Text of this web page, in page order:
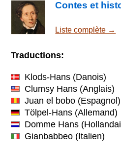
Contes et
Liste complète →
Traductions:
Klods-Hans (Danois)
Clumsy Hans (Anglais)
Juan el bobo (Espagnol)
Tölpel-Hans (Allemand)
Domme Hans
Gianbabbeo (Italien)